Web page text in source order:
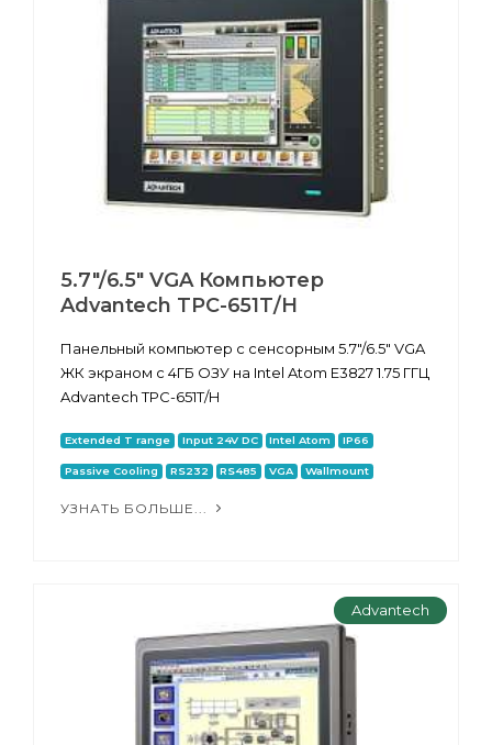
5.7"/6.5" VGA Компьютер
Advantech TPC-651T/H
Панельный компьютер с сенсорным 5.7"/6.5" VGA
ЖК экраном с 4ГБ ОЗУ на Intel Atom E3827 1.75 ГГЦ
Advantech TPC-651T/H
Extended T range Input 24V DC Intel Atom IP66
Passive Cooling RS232 RS485 VGA Wallmount
УЗНАТЬ БОЛЬШЕ...
Advantech